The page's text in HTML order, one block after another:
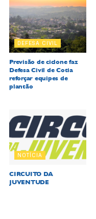
DEFESA CIVIL
Previsão de ciclone faz
Defesa Civil de Cotia
reforçar equipes de
plantão
NOTÍCIA
CIRCUITO DA
JUVENTUDE